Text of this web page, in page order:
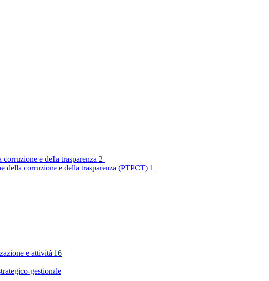
e della trasparenza 2
della corruzione e della trasparenza (PTPCT) 1
e attività 16
gestionale